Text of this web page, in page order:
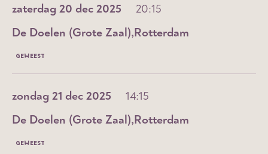
zaterdag 20 dec 2025
20:15
Rotterdam
De Doelen (Grote Zaal)
GEWEEST
zondag 21 dec 2025
14:15
Rotterdam
De Doelen (Grote Zaal)
GEWEEST